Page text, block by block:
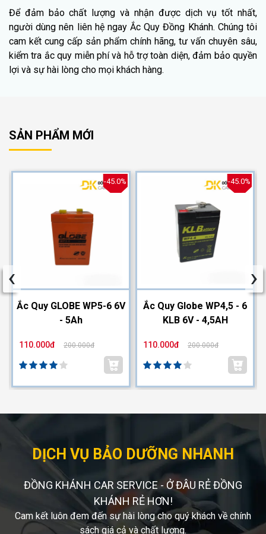
Để đảm bảo chất lượng và nhận được dịch vụ tốt nhất,
người dùng nên liên hệ ngay Ắc Quy Đồng Khánh. Chúng tôi
cam kết cung cấp sản phẩm chính hãng, tư vấn chuyên sâu,
kiểm tra ắc quy miễn phí và hỗ trợ toàn diện, đảm bảo quyền
lợi và sự hài lòng cho mọi khách hàng.
SẢN PHẨM MỚI
-45.0%
Ắc Quy GLOBE WP5-6 6V
- 5Ah
110.000đ 200.000đ
-45.0%
Ắc Quy Globe WP4,5 - 6
KLB 6V - 4,5AH
110.000đ 200.000đ
‹ ›
DỊCH VỤ BẢO DƯỠNG NHANH
ĐỒNG KHÁNH CAR SERVICE - Ở ĐÂU RẺ ĐỒNG
KHÁNH RẺ HƠN!
Cam kết luôn đem đến sự hài lòng cho quý khách về chính
sách giá cả và chất lượng.